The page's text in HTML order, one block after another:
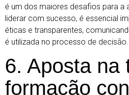
é um dos maiores desafios para a
liderar com sucesso, é essencial
éticas e transparentes,
é utilizada no processo de decisão.
6. Aposta na
formação